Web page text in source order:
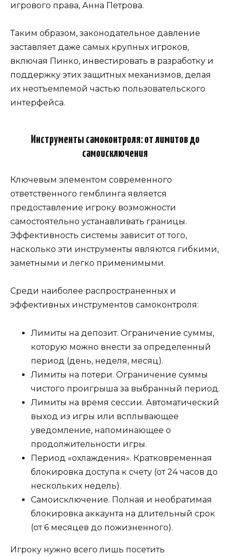
игрового права, Анна Петрова.
Таким образом, законодательное давление
заставляет даже самых крупных игроков,
включая Пинко, инвестировать в разработку и
поддержку этих защитных механизмов, делая
их неотъемлемой частью пользовательского
интерфейса.
Инструменты самоконтроля: от лимитов до
самоисключения
Ключевым элементом современного
ответственного гемблинга является
предоставление игроку возможности
самостоятельно устанавливать границы.
Эффективность системы зависит от того,
насколько эти инструменты являются гибкими,
заметными и легко применимыми.
Среди наиболее распространенных и
эффективных инструментов самоконтроля:
Лимиты на депозит. Ограничение суммы,
которую можно внести за определенный
период (день, неделя, месяц).
Лимиты на потери. Ограничение суммы
чистого проигрыша за выбранный период.
Лимиты на время сессии. Автоматический
выход из игры или всплывающее
уведомление, напоминающее о
продолжительности игры.
Период «охлаждения». Кратковременная
блокировка доступа к счету (от 24 часов до
нескольких недель).
Самоисключение. Полная и необратимая
блокировка аккаунта на длительный срок
(от 6 месяцев до пожизненного).
Игроку нужно всего лишь посетить